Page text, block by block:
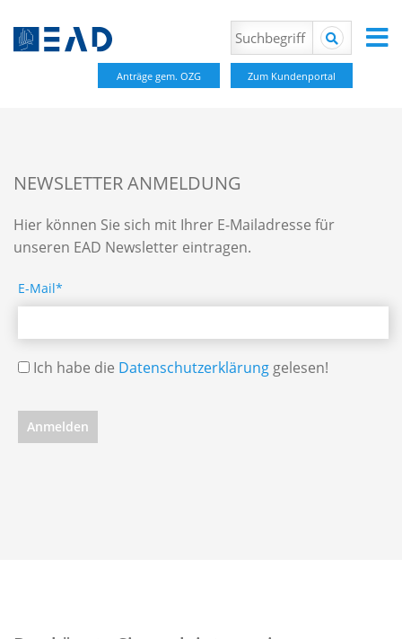
Anträge gem. OZG Zum Kundenportal
NEWSLETTER ANMELDUNG
Hier können Sie sich mit Ihrer E-Mailadresse für
unseren EAD Newsletter eintragen.
E-Mail*
Ich habe die Datenschutzerklärung gelesen!